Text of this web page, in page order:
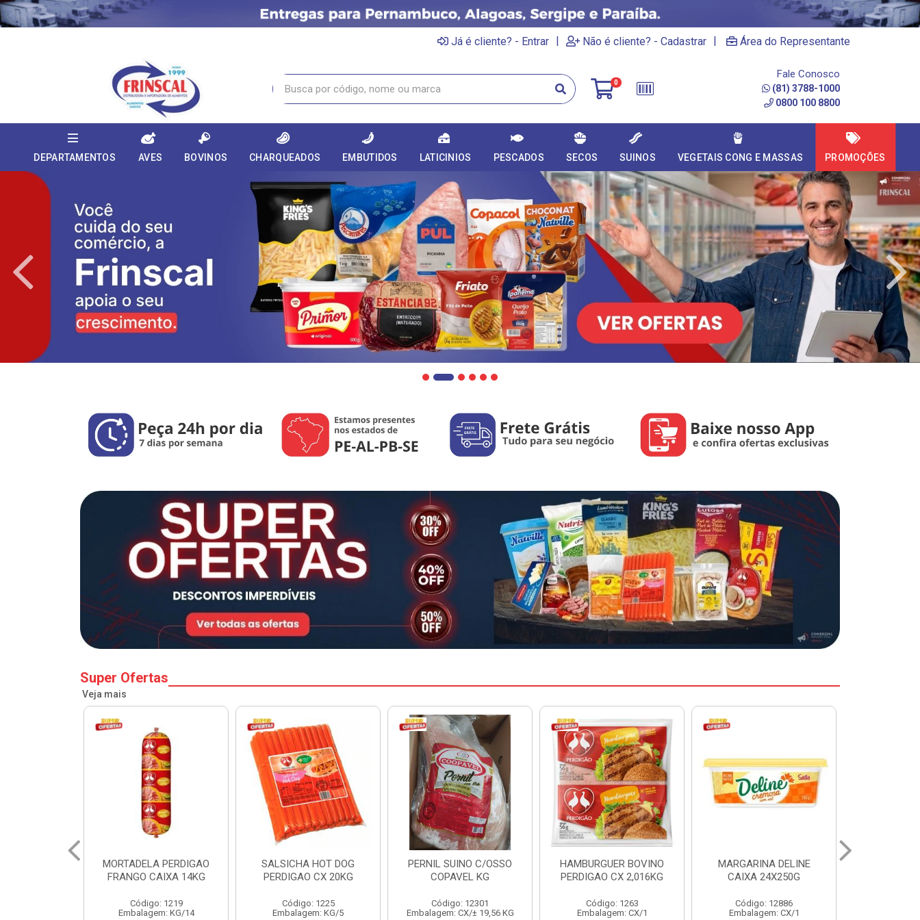
Já é cliente? - Entrar | Não é cliente? - Cadastrar | Área do Representante
0
Fale Conosco
(81) 3788-1000
0800 100 8800
DEPARTAMENTOS AVES BOVINOS CHARQUEADOS EMBUTIDOS LATICINIOS PESCADOS SECOS SUINOS VEGETAIS CONG E MASSAS PROMOÇÕES
Super Ofertas
Veja mais
SALSICHA HOT DOG
PERDIGAO CX 20KG
Código: 1225
Embalagem: KG/5
PERNIL SUINO C/OSSO
COPAVEL KG
Código: 12301
Embalagem: CX/± 19,56 KG
HAMBURGUER BOVINO
PERDIGAO CX 2,016KG
Código: 1263
Embalagem: CX/1
MARGARINA DELINE
CAIXA 24X250G
Código: 12886
Embalagem: CX/1
MARGARINA DELINE
CAIXA 12X500G
Código: 12887
Embalagem: CX/1